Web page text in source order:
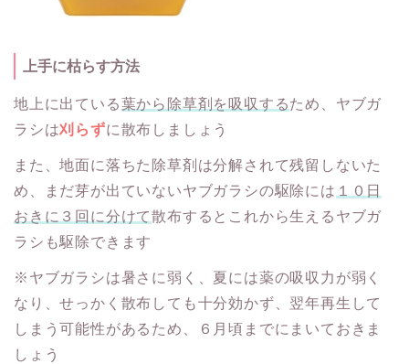
上手に枯らす方法
地上に出ている葉から除草剤を吸収するため、ヤブガ
ラシは刈らずに散布しましょう
また、地面に落ちた除草剤は分解されて残留しないた
め、まだ芽が出ていないヤブガラシの駆除には １０日
おきに３回に分けて散布するとこれから生えるヤブガ
ラシも駆除できます
※ヤブガラシは暑さに弱く、夏には薬の吸収力が弱く
なり、せっかく散布しても十分効かず、翌年再生して
しまう可能性があるため、６月頃までにまいておきま
しょう